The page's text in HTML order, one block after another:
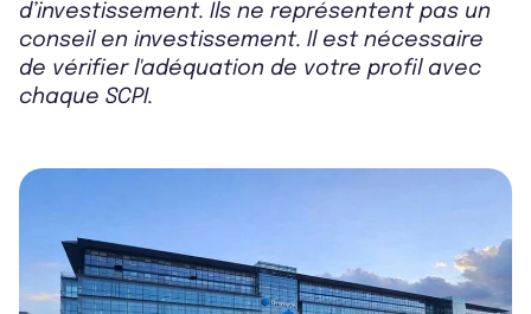
d’investissement. Ils ne représentent pas un
conseil en investissement. Il est nécessaire
de vérifier l'adéquation de votre profil avec
chaque SCPI.